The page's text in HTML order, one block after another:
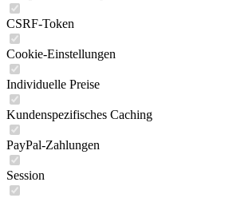
CSRF-Token
Cookie-Einstellungen
Individuelle Preise
Kundenspezifisches Caching
PayPal-Zahlungen
Session